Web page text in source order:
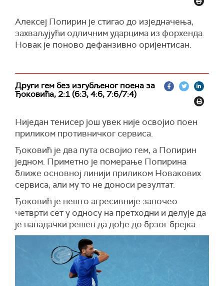
Алексеј Попирин је стигао до изједначења,
захваљујући одличним ударцима из форхенда.
Новак је поново дефанзивно оријентисан.
Други гем без изгубљеног поена за
Ђоковића, 2:1 (6:3, 4:6, 7:6/7:4)
Ниједан тенисер још увек није освојио поен
приликом противничког сервиса.
Ђоковић је два пута освојио гем, а Попирин
једном. Приметно је померање Попирина
ближе основној линији приликом Новакових
сервиса, али му то не доноси резултат.
Ђоковић је нешто агресивније започео
четврти сет у односу на претходни и делује да
је нападачки решен да дође до брзог брејка.